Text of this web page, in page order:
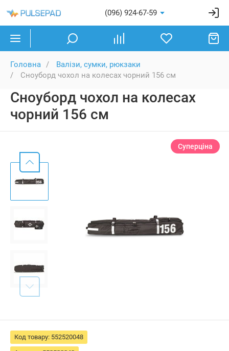
(096) 924-67-59
Головна
Валізи, сумки, рюкзаки
Сноуборд чохол на колесах чорний 156 см
Сноуборд чохол на колесах
чорний 156 см
Суперціна
Код товару: 552520048